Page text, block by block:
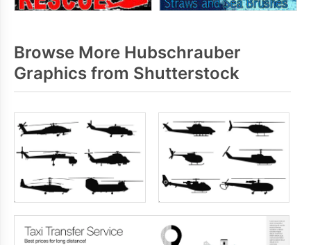
Browse More Hubschrauber
Graphics from Shutterstock